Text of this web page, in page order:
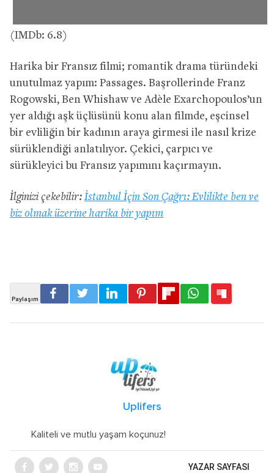
(IMDb: 6.8)
Harika bir Fransız filmi; romantik drama türündeki
unutulmaz yapım: Passages. Başrollerinde Franz
Rogowski, Ben Whishaw ve Adèle Exarchopoulos’un
yer aldığı aşk üçlüsünü konu alan filmde, eşcinsel
bir evliliğin bir kadının araya girmesi ile nasıl krize
sürüklendiği anlatılıyor. Çekici, çarpıcı ve
sürükleyici bu Fransız yapımını kaçırmayın.
İlginizi çekebilir: İstanbul İçin Son Çağrı: Evlilikte ben ve
biz olmak üzerine harika bir yapım
Uplifers
Kaliteli ve mutlu yaşam koçunuz!
YAZAR SAYFASI